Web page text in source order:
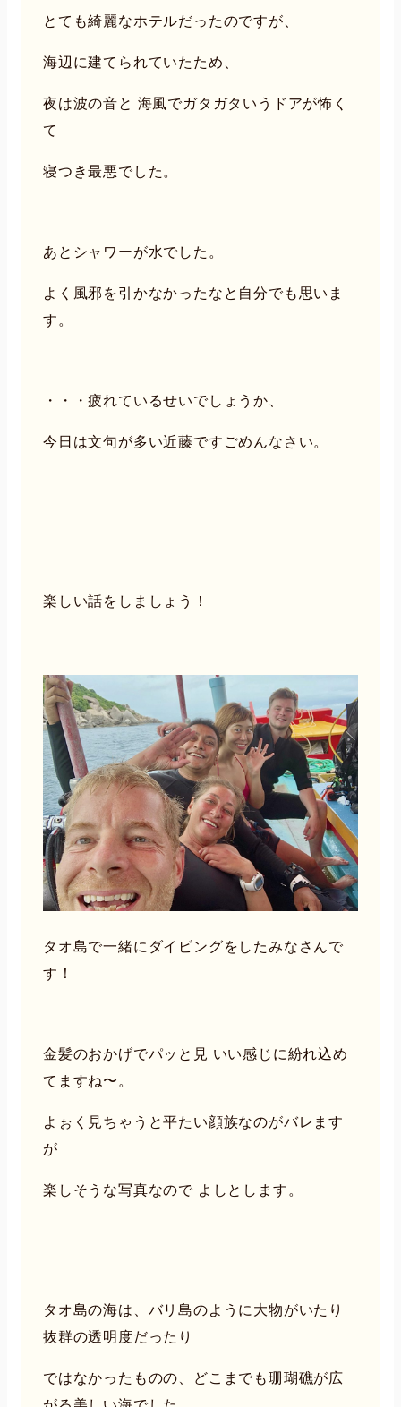
とても綺麗なホテルだったのですが、
海辺に建てられていたため、
夜は波の音と 海風でガタガタいうドアが怖く
て
寝つき最悪でした。
あとシャワーが水でした。
よく風邪を引かなかったなと自分でも思いま
す。
・・・疲れているせいでしょうか、
今日は文句が多い近藤ですごめんなさい。
楽しい話をしましょう！
タオ島で一緒にダイビングをしたみなさんで
す！
金髪のおかげでパッと見 いい感じに紛れ込め
てますね〜。
よぉく見ちゃうと平たい顔族なのがバレます
が
楽しそうな写真なので よしとします。
タオ島の海は、バリ島のように大物がいたり
抜群の透明度だったり
ではなかったものの、どこまでも珊瑚礁が広